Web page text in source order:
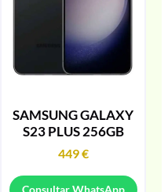
SAMSUNG GALAXY
S23 PLUS 256GB
449€
Consultar WhatsApp